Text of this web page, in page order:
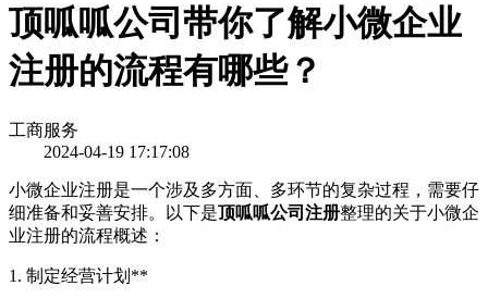
顶呱呱公司带你了解小微企业
注册的流程有哪些？
工商服务
2024-04-19 17:17:08
小微企业注册是一个涉及多方面、多环节的复杂过程，需要仔
细准备和妥善安排。以下是顶呱呱公司注册整理的关于小微企
业注册的流程概述：
1. 制定经营计划**